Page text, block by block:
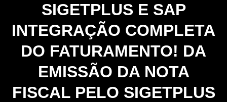
SIGETPLUS E SAP
INTEGRAÇÃO COMPLETA
DO FATURAMENTO! DA
EMISSÃO DA NOTA
FISCAL PELO SIGETPLUS